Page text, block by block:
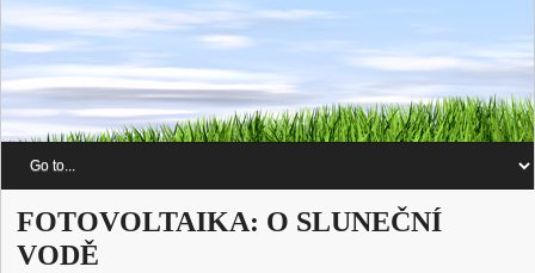
FOTOVOLTAIKA: O SLUNEČNÍ
VODĚ